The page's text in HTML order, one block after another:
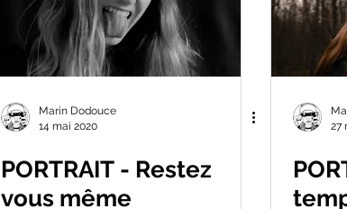
Marin Dodouce
14 mai 2020
PORTRAIT - Restez
vous même
27